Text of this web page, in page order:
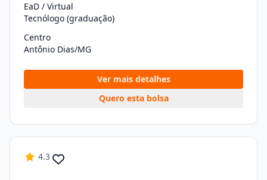
EaD / Virtual
Tecnólogo (graduação)
Centro
Antônio Dias/MG
Ver mais detalhes
Quero esta bolsa
4.3